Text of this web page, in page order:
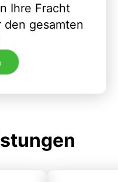
Ihre Fracht
gesamten